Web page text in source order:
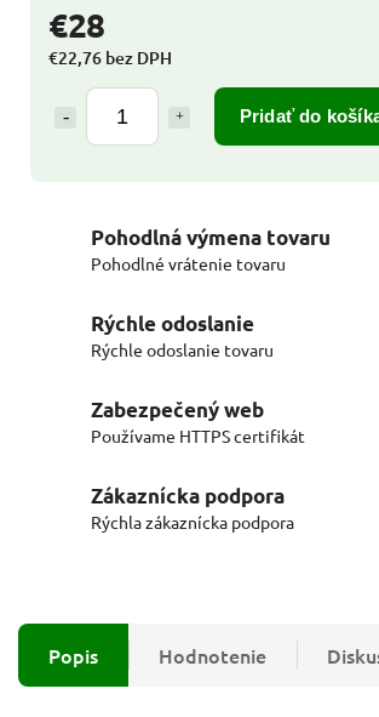
€28
€22,76 bez DPH
Pridať do
Pohodlná výmena tovaru
Pohodlné vrátenie tovaru
Rýchle odoslanie
Rýchle odoslanie tovaru
Zabezpečený web
Používame HTTPS certifikát
Zákaznícka podpora
Rýchla zákaznícka podpora
Popis Hodnotenie